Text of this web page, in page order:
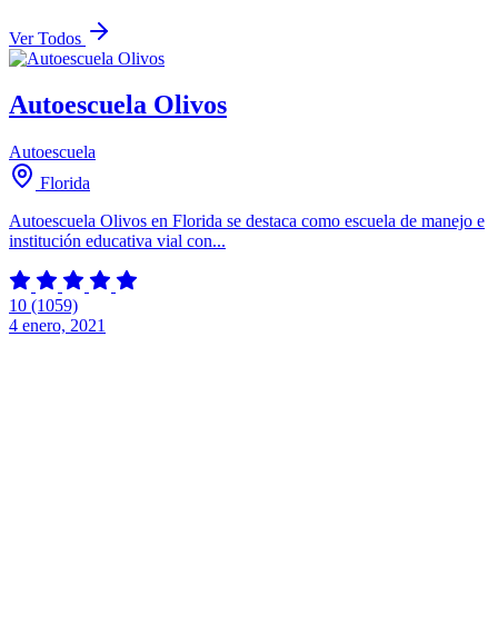
Ver Todos
Autoescuela Olivos
Autoescuela
Florida
Autoescuela Olivos en Florida se destaca como escuela de manejo e
institución educativa vial con...
10 (1059)
4 enero, 2021